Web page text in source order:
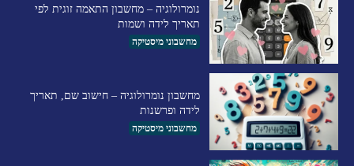
נומרולוגיה – מחשבון התאמה זוגית לפי
תאריך לידה ושמות
מחשבוני מיסטיקה
מחשבון נומרולוגיה – חישוב שם, תאריך
לידה ופרשנות
מחשבוני מיסטיקה